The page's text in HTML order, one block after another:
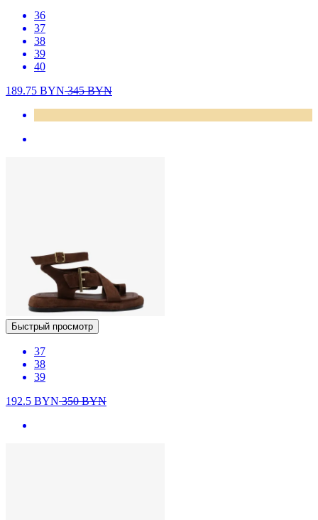
36
37
38
39
40
189.75 BYN345BYN
Быстрый просмотр
37
38
39
192.5 BYN350BYN